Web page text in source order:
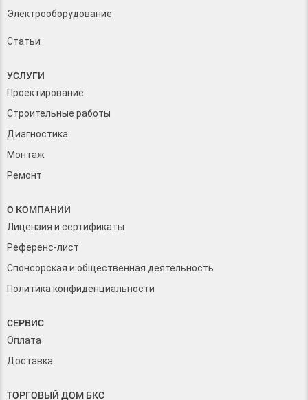
Электрооборудование
Статьи
УСЛУГИ
Проектирование
Строительные работы
Диагностика
Монтаж
Ремонт
О КОМПАНИИ
Лицензия и сертификаты
Референс-лист
Спонсорская и общественная деятельность
Политика конфиденциальности
СЕРВИС
Оплата
Доставка
ТОРГОВЫЙ ДОМ БКС